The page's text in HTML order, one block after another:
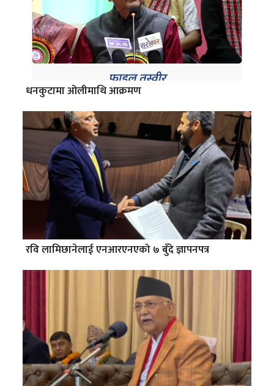
धनकुटामा ओलीमाथि आक्रमण
रवि लामिछानेलाई एनआरएनएको ७ बुँदे ज्ञापनपत्र